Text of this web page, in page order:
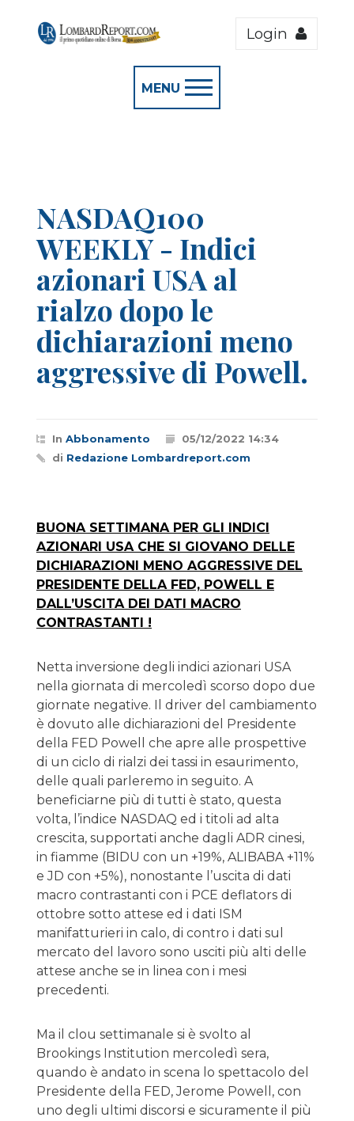
Login
MENU
NASDAQ100
WEEKLY - Indici
azionari USA al
rialzo dopo le
dichiarazioni meno
aggressive di Powell.
In Abbonamento
05/12/2022 14:34
di Redazione Lombardreport.com
BUONA SETTIMANA PER GLI INDICI
AZIONARI USA CHE SI GIOVANO DELLE
DICHIARAZIONI MENO AGGRESSIVE DEL
PRESIDENTE DELLA FED, POWELL E
DALL’USCITA DEI DATI MACRO
CONTRASTANTI !
Netta inversione degli indici azionari USA
nella giornata di mercoledì scorso dopo due
giornate negative. Il driver del cambiamento
è dovuto alle dichiarazioni del Presidente
della FED Powell che apre alle prospettive
di un ciclo di rialzi dei tassi in esaurimento,
delle quali parleremo in seguito. A
beneficiarne più di tutti è stato, questa
volta, l’indice NASDAQ ed i titoli ad alta
crescita, supportati anche dagli ADR cinesi,
in fiamme (BIDU con un +19%, ALIBABA +11%
e JD con +5%), nonostante l’uscita di dati
macro contrastanti con i PCE deflators di
ottobre sotto attese ed i dati ISM
manifatturieri in calo, di contro i dati sul
mercato del lavoro sono usciti più alti delle
attese anche se in linea con i mesi
precedenti.
Ma il clou settimanale si è svolto al
Brookings Institution mercoledì sera,
quando è andato in scena lo spettacolo del
Presidente della FED, Jerome Powell, con
uno degli ultimi discorsi e sicuramente il più